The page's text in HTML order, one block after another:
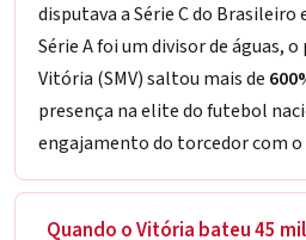
disputava a Série C do Brasileiro
Série A foi um divisor de águas,
Vitória (SMV) saltou mais de
presença na elite do futebol
engajamento do torcedor com o
Quando o Vitória bateu 45